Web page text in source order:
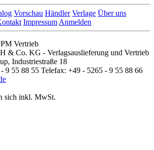
Vorschau Händler Verlage Über uns
Impressum Anmelden
Vertrieb
& Co. KG - Verlagsauslieferung und Vertrieb
Industriestraße 18
9 55 88 55 Telefax: +49 - 5265 - 9 55 88 66
sich inkl. MwSt.